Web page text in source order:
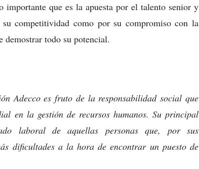
importante que es la apuesta por el talento senior y
competitividad como por su compromiso con la
demostrar todo su potencial.
Adecco es fruto de la responsabilidad social que
en la gestión de recursos humanos. Su principal
laboral de aquellas personas que, por sus
dificultades a la hora de encontrar un puesto de